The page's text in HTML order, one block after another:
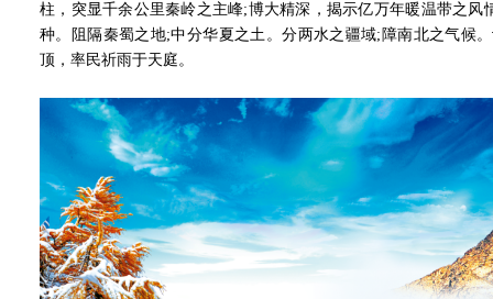
柱，突显千余公里秦岭之主峰;博大精深，揭示亿万年暖温带之风
种。阻隔秦蜀之地;中分华夏之土。分两水之疆域;障南北之气候
顶，率民祈雨于天庭。